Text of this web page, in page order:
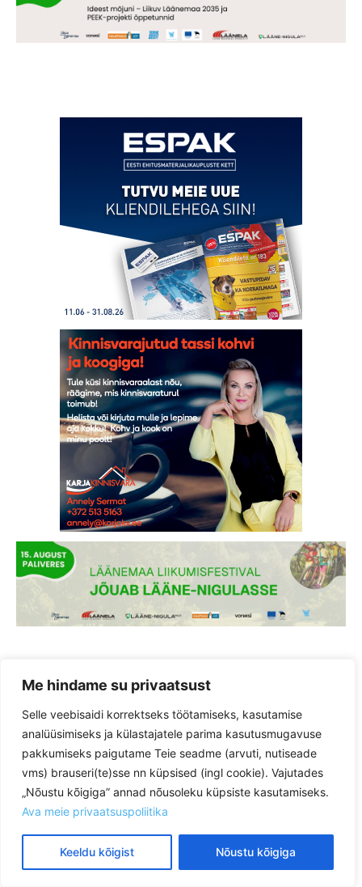
Me hindame su privaatsust
Selle veebisaidi korrektseks töötamiseks, kasutamise
analüüsimiseks ja külastajatele parima kasutusmugavuse
pakkumiseks paigutame Teie seadme (arvuti, nutiseade
vms) brauseri(te)sse nn küpsised (ingl cookie). Vajutades
„Nõustu kõigiga” annad nõusoleku küpsiste kasutamiseks.
Ava meie privaatsuspoliitika
Keeldu kõigist Nõustu kõigiga